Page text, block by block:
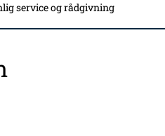
service og rådgivning